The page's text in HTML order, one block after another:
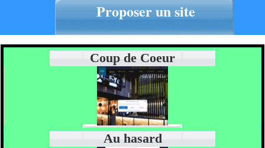
Proposer un site
Coup de Coeur
Au hasard